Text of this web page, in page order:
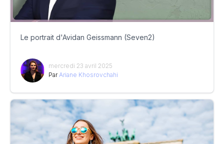
Le portrait d'Avidan Geissmann (Seven2)
mercredi 23 avril 2025
Par Ariane Khosrovchahi